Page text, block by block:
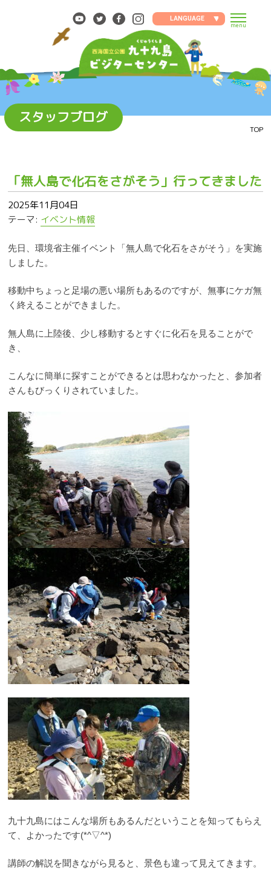
LANGUAGE
menu
TOP
スタッフブログ
「無人島で化石をさがそう」行ってきました
2025年11月04日
テーマ: イベント情報
先日、環境省主催イベント「無人島で化石をさがそう」を実施
しました。
移動中ちょっと足場の悪い場所もあるのですが、無事にケガ無
く終えることができました。
無人島に上陸後、少し移動するとすぐに化石を見ることがで
き、
こんなに簡単に探すことができるとは思わなかったと、参加者
さんもびっくりされていました。
九十九島にはこんな場所もあるんだということを知ってもらえ
て、よかったです(*^▽^*)
講師の解説を聞きながら見ると、景色も違って見えてきます。